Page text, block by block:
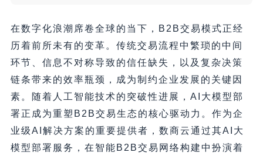
在数字化浪潮席卷全球的当下，B2B交易模式正经
历着前所未有的变革。传统交易流程中繁琐的中间
环节、信息不对称导致的信任缺失，以及复杂决策
链条带来的效率瓶颈，成为制约企业发展的关键因
素。随着人工智能技术的突破性进展，AI大模型部
署正成为重塑B2B交易生态的核心驱动力。作为企
业级AI解决方案的重要提供者，数商云通过其AI大
模型部署服务，在智能B2B交易网络构建中扮演着